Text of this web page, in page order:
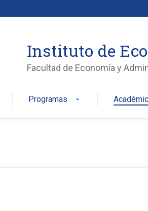
Instituto de
Facultad de Economía y
Programas arrow_drop_down